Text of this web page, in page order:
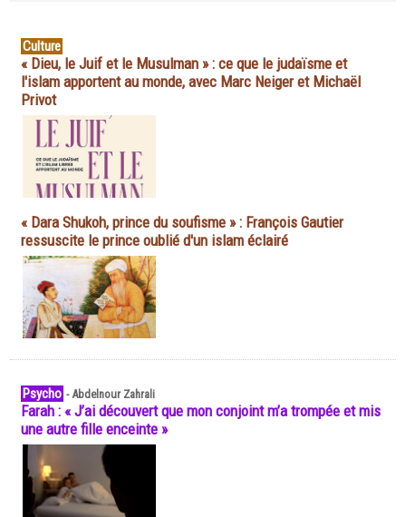
Culture
« Dieu, le Juif et le Musulman » : ce que le judaïsme et
l'islam apportent au monde, avec Marc Neiger et Michaël
Privot
« Dara Shukoh, prince du soufisme » : François Gautier
ressuscite le prince oublié d'un islam éclairé
Psycho -Abdelnour Zahrali
Farah : « J’ai découvert que mon conjoint m’a trompée et mis
une autre fille enceinte »